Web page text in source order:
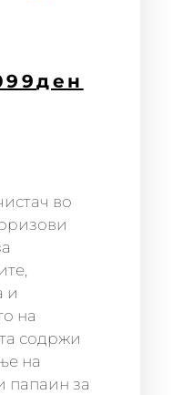
ден
во
и
на
содржи
на
папаин за